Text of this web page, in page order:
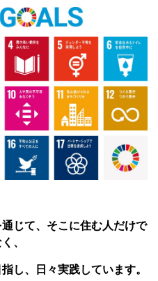
じて、そこに住む人だけで
、
し、日々実践しています。